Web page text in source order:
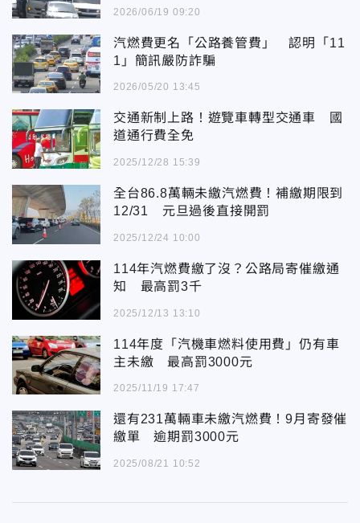
2026/06/19 09:20
汽燃費更名「公路養管費」 認明「11
1」簡訊嚴防詐騙
2026/05/20 13:45
交通新制上路！遊覽車轉型交通車 國
道通行費全免
2025/12/28 15:39
全台86.8萬輛未繳汽燃費！補繳期限到
12/31 元旦過後直接開罰
2025/12/24 10:00
114年汽燃費繳了沒？公路局寄催繳通
知 最高罰3千
2025/12/13 13:10
114年度「汽機車燃料使用費」仍有車
主未繳 最高罰3000元
2025/11/19 17:47
還有231萬輛車未繳汽燃費！9月寄發催
繳單 逾期罰3000元
2025/08/21 10:52